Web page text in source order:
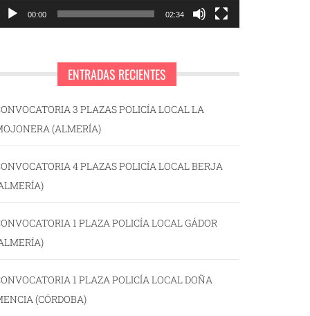
00:00 02:34
ENTRADAS RECIENTES
3 PLAZAS POLICÍA LOCAL LA
(ALMERÍA)
4 PLAZAS POLICÍA LOCAL BERJA
1 PLAZA POLICÍA LOCAL GÁDOR
1 PLAZA POLICÍA LOCAL DOÑA
(CÓRDOBA)